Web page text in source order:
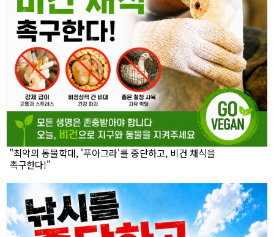
"최악의 동물학대, '푸아그라'를 중단하고, 비건 채식을
촉구한다!"